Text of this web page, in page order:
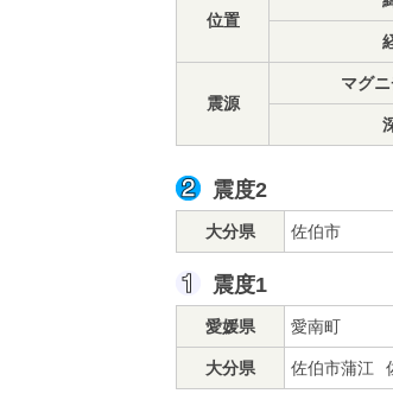
位置
震源
マグ
震度2
大分県 佐伯市
震度1
愛媛県 愛南町
大分県 佐伯市蒲江